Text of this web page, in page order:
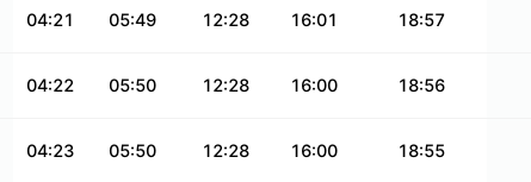
04:21 05:49 12:28 16:01 18:57
04:22 05:50 12:28 16:00 18:56
04:23 05:50 12:28 16:00 18:55